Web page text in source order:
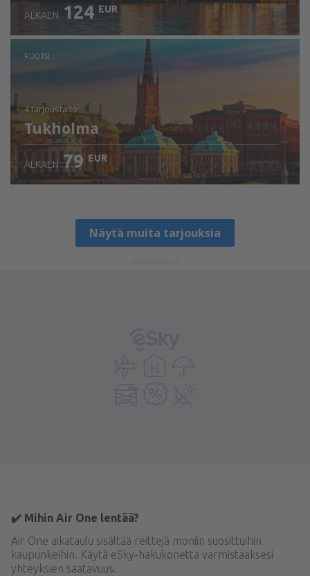
ALKAEN 124 EUR
RUOTSI
4 tarjoustato
Tukholma
ALKAEN 79 EUR
Näytä muita tarjouksia
✔️ Mihin Air One lentää?
Air One aikataulu sisältää reittejä moniin suosittuihin
kaupunkeihin. Käytä eSky-hakukonetta varmistaaksesi
yhteyksien saatavuus.